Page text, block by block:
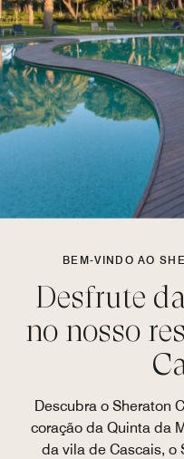
BEM-VINDO AO
Desfrute
no nosso
Descubra o Sheraton
coração da Quinta da
da vila de Cascais, o